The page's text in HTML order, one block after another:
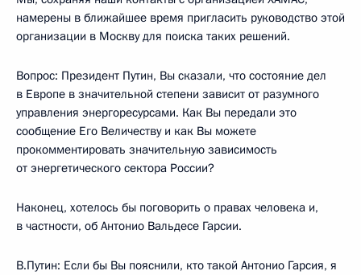
намерены в ближайшее время пригласить руководство этой
организации в Москву для поиска таких решений.
Вопрос: Президент Путин, Вы сказали, что состояние дел
в Европе в значительной степени зависит от разумного
управления энергоресурсами. Как Вы передали это
сообщение Его Величеству и как Вы можете
прокомментировать значительную зависимость
от энергетического сектора России?
Наконец, хотелось бы поговорить о правах человека и,
в частности, об Антонио Вальдесе Гарсии.
В.Путин: Если бы Вы пояснили, кто такой Антонио Гарсия, я